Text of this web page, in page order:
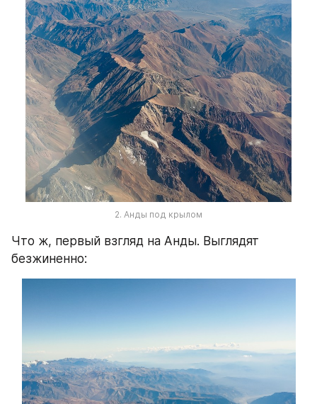
2. Анды под крылом
Что ж, первый взгляд на Анды. Выглядят
безжиненно: